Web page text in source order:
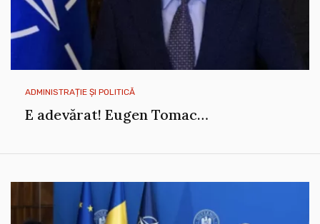
ADMINISTRAȚIE ȘI POLITICĂ
E adevărat! Eugen Tomac…